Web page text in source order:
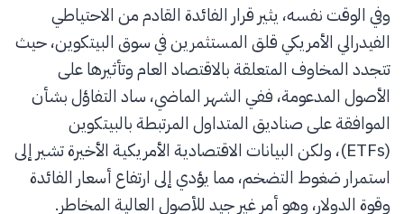
وفي الوقت نفسه، يثير قرار الفائدة القادم من الاحتياطي
الفيدرالي الأمريكي قلق المستثمرين في سوق البيتكوين، حيث
تتجدد المخاوف المتعلقة بالاقتصاد العام وتأثيرها على
الأصول المدعومة، ففي الشهر الماضي، ساد التفاؤل بشأن
الموافقة على صناديق المتداول المرتبطة بالبيتكوين
(ETFs)، ولكن البيانات الاقتصادية الأمريكية الأخيرة تشير إلى
استمرار ضغوط التضخم، مما يؤدي إلى ارتفاع أسعار الفائدة
وقوة الدولار، وهو أمر غير جيد للأصول العالية المخاطر.